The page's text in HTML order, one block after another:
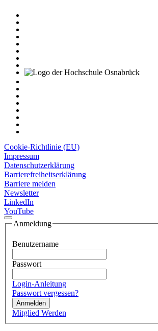
Cookie-Richtlinie (EU)
Impressum
Datenschutzerklärung
Barrierefreiheitserklärung
Barriere melden
Newsletter
LinkedIn
YouTube
Anmeldung
Benutzername
Passwort
Login-Anleitung
Passwort vergessen?
Anmelden
Mitglied Werden